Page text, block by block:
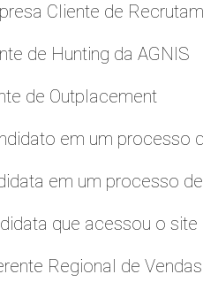
Cliente de
de Hunting da AGNIS
de Outplacement
em um processo
em um processo
que acessou o site
Regional de Vendas